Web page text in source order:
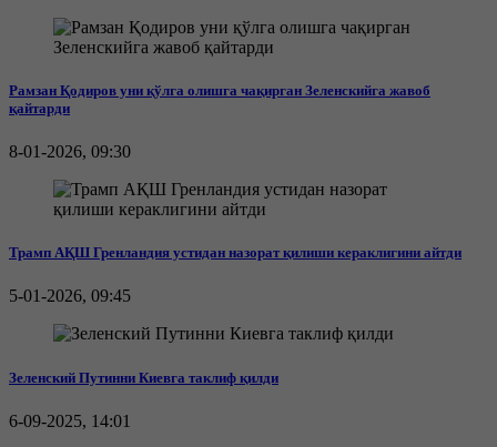
Рамзан Қодиров уни қўлга олишга чақирган Зеленскийга жавоб
қайтарди
8-01-2026, 09:30
Трамп АҚШ Гренландия устидан назорат қилиши кераклигини айтди
5-01-2026, 09:45
Зеленский Путинни Киевга таклиф қилди
6-09-2025, 14:01